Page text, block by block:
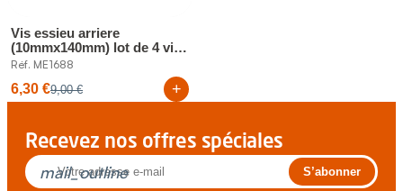
Vis essieu arriere
(10mmx140mm) lot de 4 vis
pour mehari...
Réf. ME1688
6,30 €9,00 € +
Recevez nos offres spéciales
mail_outline